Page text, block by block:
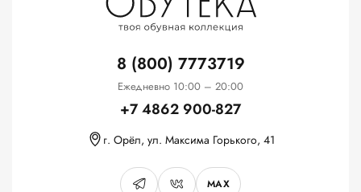
8 (800) 7773719
Ежедневно 10:00 – 20:00
+7 4862 900-827
г. Орёл, ул. Максима Горького, 41
MAX